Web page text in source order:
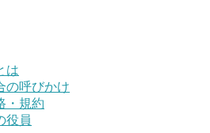
は
の呼びかけ
・規約
役員